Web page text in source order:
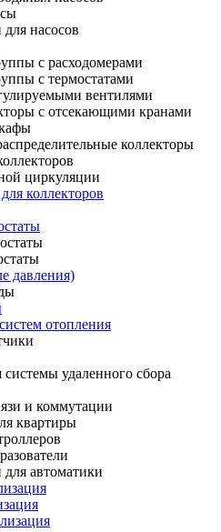
насосов
с расходомерами
с термостатами
вентилями
с отсекающими кранами
коллекторы
циркуляции
коллекторов
давления)
отопления
удаленного сбора
и коммутации
квартиры
автоматики